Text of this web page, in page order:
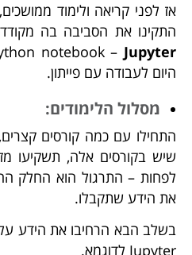
אז לפני קריאה ולימוד
התקינו את הסביבה בה
notebook – Jupyter
היום לעבודה עם פייתון.
מסלול הלימודים:
התחילו עם כמה קורסים
שיש בקורסים אלה, תשקיעו
לפחות – התרגול הוא החלק
את הידע שתקבלו.
בשלב הבא הרחיבו את הידע
Jupyter לדוגמא.